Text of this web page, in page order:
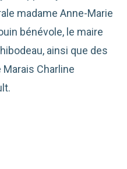
madame Anne-Marie
bénévole, le maire
ainsi que des
Marais Charline